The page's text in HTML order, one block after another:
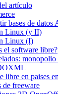
artículo
bases de datos
Linux (y II)
Linux (I)
el software libre?
libre en paises
de freeware